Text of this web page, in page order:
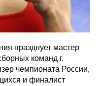
празднует мастер
команд г.
чемпионата России,
и финалист